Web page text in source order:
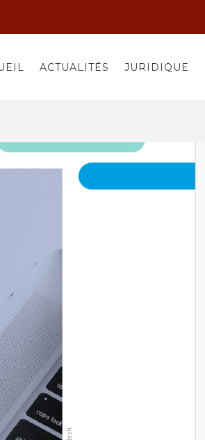
ACTUALITÉS JURIDIQUE